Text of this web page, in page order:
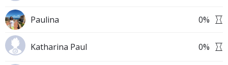
Paulina 0%
Katharina Paul 0%